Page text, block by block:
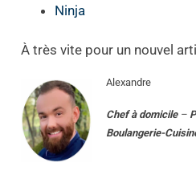
Ninja
À très vite pour un nouvel
Alexandre
Chef à domicile–
Boulangerie-